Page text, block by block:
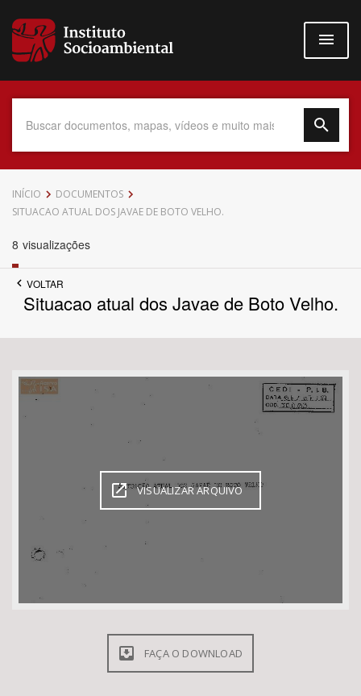
para
conteúdo
Data do Documento
Até
Bioma / Bacia
Área de Levantamento
Área Protegida
INÍCIO
DOCUMENTOS
SITUACAO ATUAL DOS JAVAE DE BOTO VELHO.
8 visualizações
VOLTAR
Situacao atual dos Javae de Boto Velho.
VISUALIZAR ARQUIVO
FAÇA O DOWNLOAD